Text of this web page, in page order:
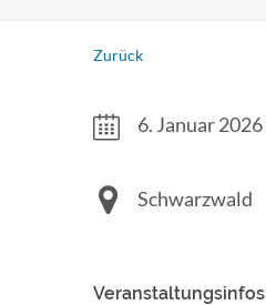
Zurück
6. Januar 2026
Schwarzwald
Veranstaltungsinfos